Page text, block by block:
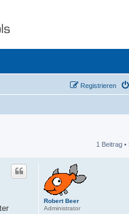
Registrieren
1 Beitrag •
Robert Beer
Administrator